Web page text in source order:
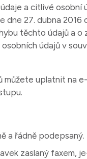
a citlivé osobní
dne 27. dubna 2016
těchto údajů a o
údajů v
můžete uplatnit na
a řádně podepsaný.
zaslaný faxem,